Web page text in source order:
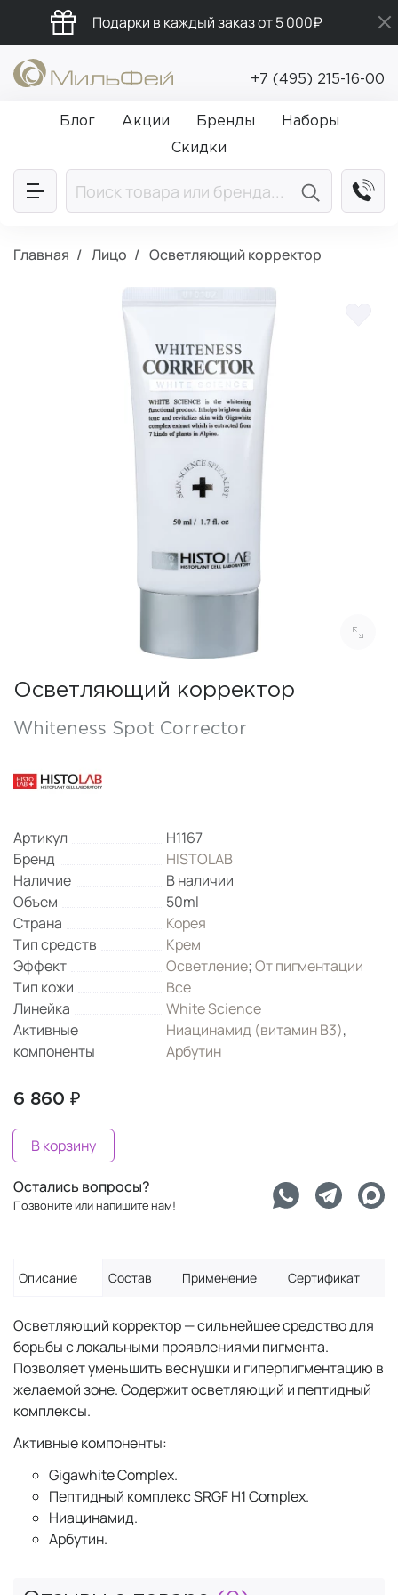
Подарки в каждый заказ от 5 000₽
Промокод ПРИВЕТ
Бесплатная доставка от 5 000₽
+7 (495) 215-16-00
Блог Акции Бренды
Наборы
Скидки
Главная Лицо Осветляющий корректор
Осветляющий корректор
Whiteness Spot Corrector
Артикул
H1167
Бренд
HISTOLAB
Наличие
В наличии
Объем
50ml
Страна
Корея
Тип средств
Крем
Эффект
Осветление;От пигментации
Тип кожи
Все
Линейка
White Science
Активные
компоненты
Ниацинамид (витамин B3),
Арбутин
6 860 ₽
В корзину
Остались вопросы?
Позвоните или напишите нам!
Описание Состав Применение Сертификат
Осветляющий корректор — сильнейшее средство для
борьбы с локальными проявлениями пигмента.
Позволяет уменьшить веснушки и гиперпигментацию в
желаемой зоне. Содержит осветляющий и пептидный
комплексы.
Активные компоненты:
Gigawhite Complex.
Пептидный комплекс SRGF H1 Complex.
Ниацинамид.
Арбутин.